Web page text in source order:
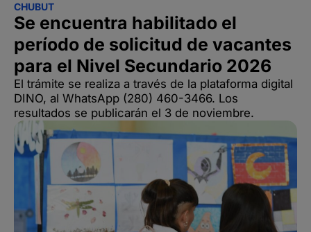
CHUBUT
Se encuentra habilitado el
período de solicitud de vacantes
para el Nivel Secundario 2026
El trámite se realiza a través de la plataforma digital
DINO, al WhatsApp (280) 460-3466. Los
resultados se publicarán el 3 de noviembre.